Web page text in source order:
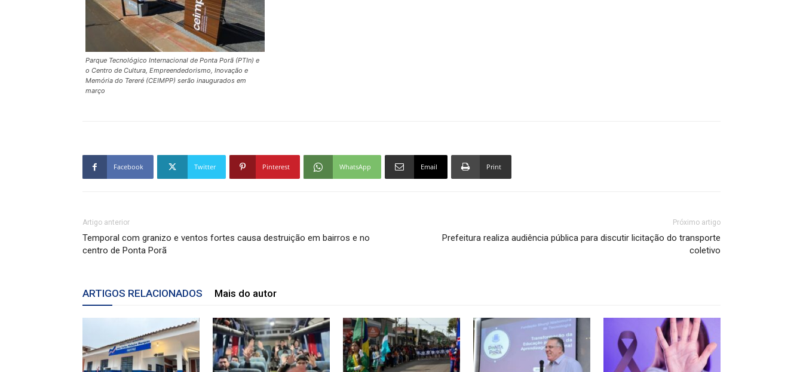
Parque Tecnológico Internacional de Ponta Porã (PTIn) e
o Centro de Cultura, Empreendedorismo, Inovação e
Memória do Tereré (CEIMPP) serão inaugurados em
março
Facebook Twitter Pinterest WhatsApp Email Print
Artigo anterior
Temporal com granizo e ventos fortes causa destruição em bairros e no
centro de Ponta Porã
Próximo artigo
Prefeitura realiza audiência pública para discutir licitação do transporte
coletivo
ARTIGOS RELACIONADOS Mais do autor